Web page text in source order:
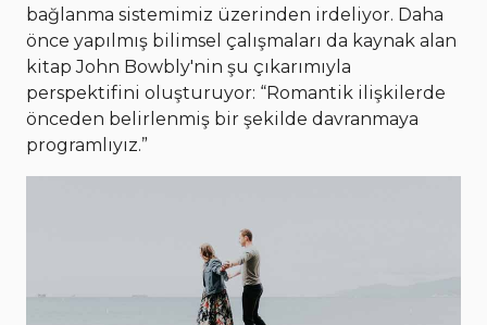
bağlanma sistemimiz üzerinden irdeliyor. Daha
önce yapılmış bilimsel çalışmaları da kaynak alan
kitap John Bowbly'nin şu çıkarımıyla
perspektifini oluşturuyor: “Romantik ilişkilerde
önceden belirlenmiş bir şekilde davranmaya
programlıyız.”